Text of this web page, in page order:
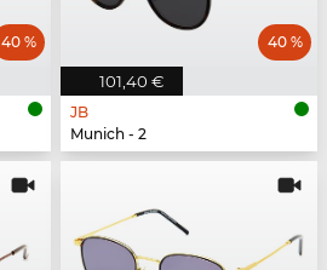
40 %
101,40 €
40 %
JB
Munich - 2